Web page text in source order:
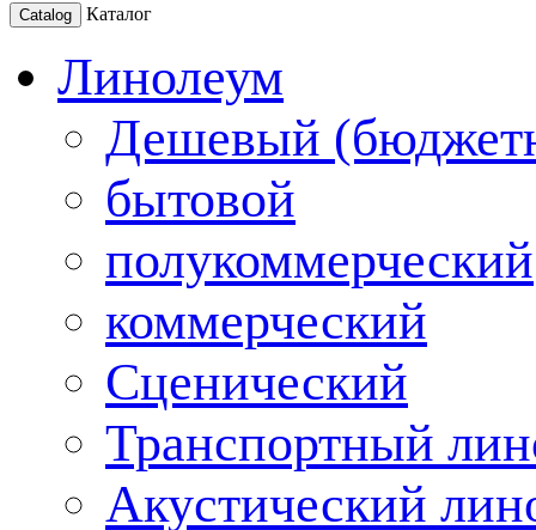
Catalog Каталог
Линолеум
Дешевый
бытовой
полукоммерческий
коммерческий
Сценический
Транспортный
Акустический